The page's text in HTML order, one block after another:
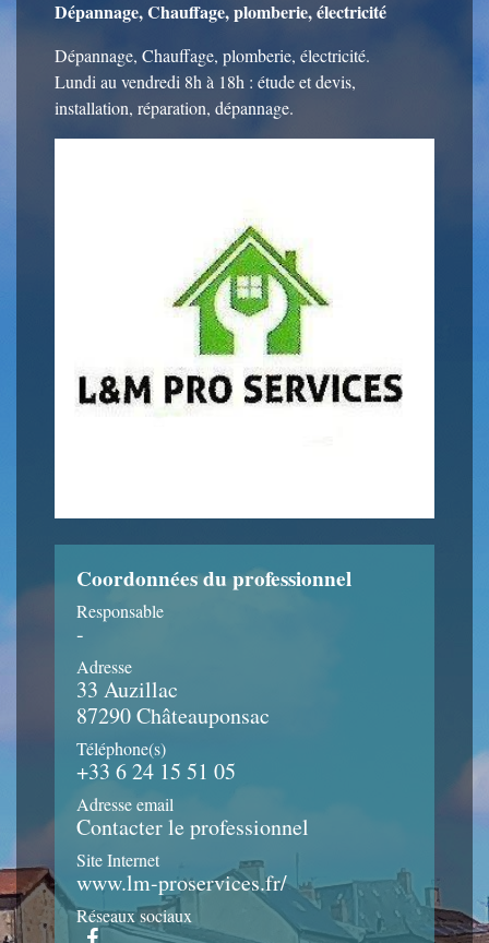
Dépannage, Chauffage, plomberie, électricité
Dépannage, Chauffage, plomberie, électricité.
Lundi au vendredi 8h à 18h : étude et devis,
installation, réparation, dépannage.
Coordonnées du professionnel
Responsable
-
Adresse
33 Auzillac
87290 Châteauponsac
Téléphone(s)
+33 6 24 15 51 05
Adresse email
Contacter le professionnel
Site Internet
www.lm-proservices.fr/
Réseaux sociaux